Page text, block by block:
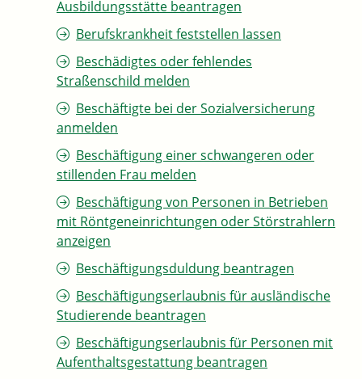
Ausbildungsstätte beantragen
Berufskrankheit feststellen lassen
Beschädigtes oder fehlendes
Straßenschild melden
Beschäftigte bei der Sozialversicherung
anmelden
Beschäftigung einer schwangeren oder
stillenden Frau melden
Beschäftigung von Personen in Betrieben
mit Röntgeneinrichtungen oder Störstrahlern
anzeigen
Beschäftigungsduldung beantragen
Beschäftigungserlaubnis für ausländische
Studierende beantragen
Beschäftigungserlaubnis für Personen mit
Aufenthaltsgestattung beantragen